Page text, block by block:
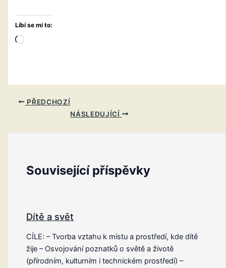
Líbí se mi to:
Načítání…
PŘEDCHOZÍ
NÁSLEDUJÍCÍ
Související příspěvky
Dítě a svět
CÍLE: – Tvorba vztahu k místu a prostředí, kde dítě
žije – Osvojování poznatků o světě a životě
(přírodním, kulturním i technickém prostředí) –